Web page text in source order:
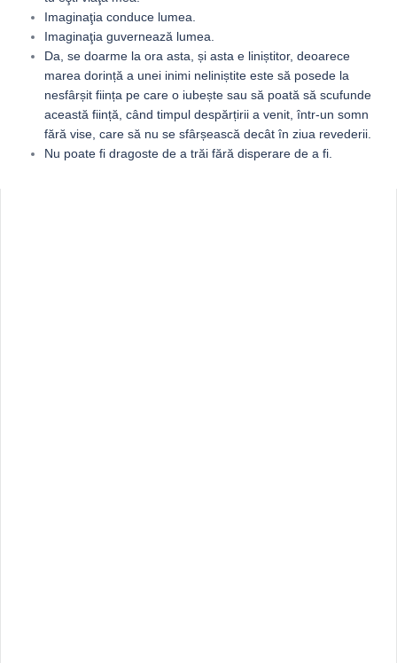
Imaginaţia conduce lumea.
Imaginaţia guvernează lumea.
Da, se doarme la ora asta, și asta e liniștitor, deoarece
marea dorință a unei inimi neliniștite este să posede la
nesfârșit ființa pe care o iubește sau să poată să scufunde
această ființă, când timpul despărțirii a venit, într-un somn
fără vise, care să nu se sfârșească decât în ziua revederii.
Nu poate fi dragoste de a trăi fără disperare de a fi.